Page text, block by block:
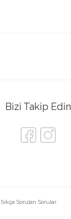
Bizi Takip Edin
Sıkça Sorulan Sorular